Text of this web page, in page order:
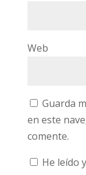
Web
Guarda
en este
comente.
He leído